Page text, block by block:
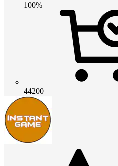
100%
44200